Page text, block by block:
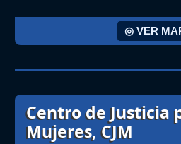
◎ VER
Centro de Justicia
Mujeres, CJM